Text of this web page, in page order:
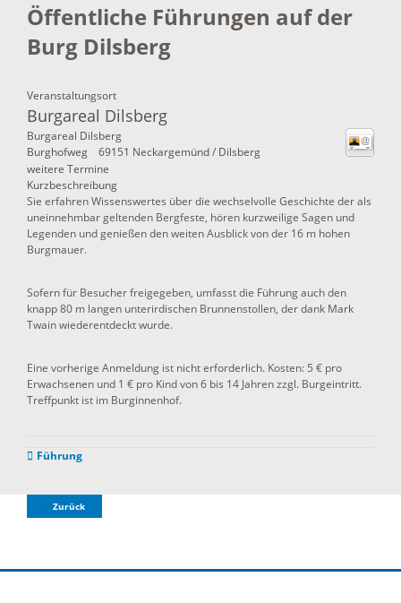
Öffentliche Führungen auf der
Burg Dilsberg
Veranstaltungsort
Burgareal Dilsberg
Burgareal Dilsberg
Burghofweg
69151 Neckargemünd / Dilsberg
weitere Termine
Kurzbeschreibung
Sie erfahren Wissenswertes über die wechselvolle Geschichte der als
uneinnehmbar geltenden Bergfeste, hören kurzweilige Sagen und
Legenden und genießen den weiten Ausblick von der 16 m hohen
Burgmauer.
Sofern für Besucher freigegeben, umfasst die Führung auch den
knapp 80 m langen unterirdischen Brunnenstollen, der dank Mark
Twain wiederentdeckt wurde.
Eine vorherige Anmeldung ist nicht erforderlich. Kosten: 5 € pro
Erwachsenen und 1 € pro Kind von 6 bis 14 Jahren zzgl. Burgeintritt.
Treffpunkt ist im Burginnenhof.
Führung
Zurück